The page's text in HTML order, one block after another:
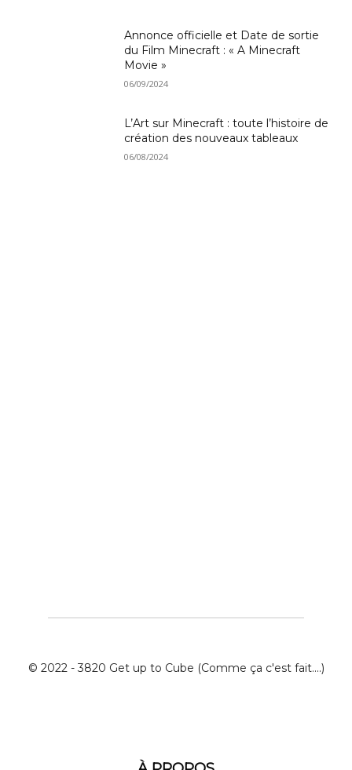
Annonce officielle et Date de sortie
du Film Minecraft : « A Minecraft
Movie »
06/09/2024
L’Art sur Minecraft : toute l’histoire de
création des nouveaux tableaux
06/08/2024
© 2022 - 3820 Get up to Cube (Comme ça c'est fait....)